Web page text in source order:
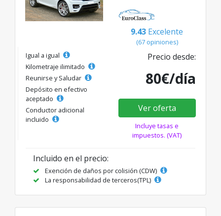
9.43 Excelente
(67 opiniones)
Igual a igual
Kilometraje ilimitado
Reunirse y Saludar
Depósito en efectivo
aceptado
Conductor adicional
incluido
Precio desde:
80€/día
Ver oferta
Incluye tasas e
impuestos. (VAT)
Incluido en el precio:
Exención de daños por colisión (CDW)
La responsabilidad de terceros(TPL)